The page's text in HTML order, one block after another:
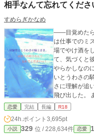
相手なんて忘れてくださ
すめらぎかなめ
――目覚めたら
は仕事でのミ
場でやけ酒を
て、気づくと
やらかしなの
いとうわさの
さに理解が追
飛び出した。
れようとする
に――と願うの
く、任務の際
恋愛 完結 長編 R18
24h.ポイント 3,695pt
小説 329 位 / 228,634件 恋愛